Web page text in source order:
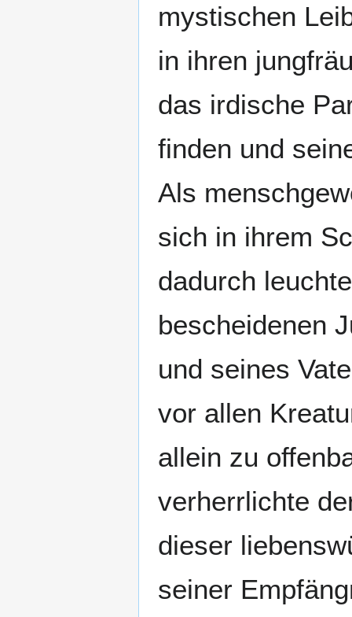
mystischen
in ihren
das irdische
finden und
Als
sich in ihrem
dadurch
bescheidenen
und seines
vor allen
allein zu
verherrlichte
dieser
seiner